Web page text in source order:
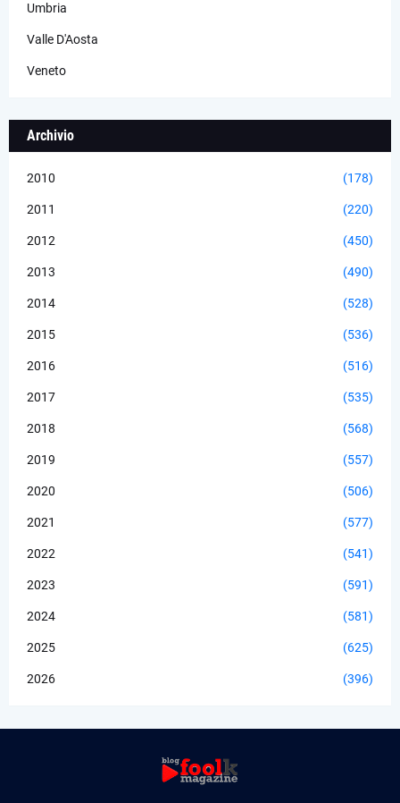
Umbria
Valle D'Aosta
Veneto
Archivio
2010 (178)
2011 (220)
2012 (450)
2013 (490)
2014 (528)
2015 (536)
2016 (516)
2017 (535)
2018 (568)
2019 (557)
2020 (506)
2021 (577)
2022 (541)
2023 (591)
2024 (581)
2025 (625)
2026 (396)